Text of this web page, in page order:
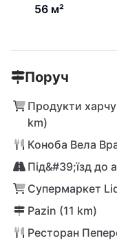
56 м²
Поруч
Продукти
km)
Коноба Вела
Під&#39;їзд до
Супермаркет
Pazin (11 km)
Ресторан